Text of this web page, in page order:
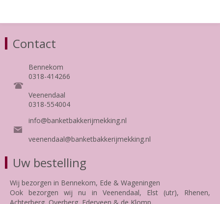
Contact
Bennekom
0318-414266
Veenendaal
0318-554004
info@banketbakkerijmekking.nl
veenendaal@banketbakkerijmekking.nl
Uw bestelling
Wij bezorgen in Bennekom, Ede & Wageningen
Ook bezorgen wij nu in Veenendaal, Elst (utr), Rhenen,